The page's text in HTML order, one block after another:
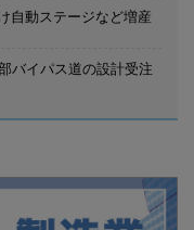
自動ステージなど増産
バイパス道の設計受注